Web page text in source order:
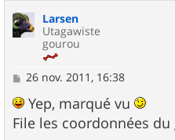
Larsen
Utagawiste
gourou
M
s
a
26 nov. 2011, 16:38
Yep, marqué vu
File les coordonnées